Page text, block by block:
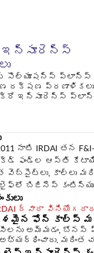
ఇన్సూరెన్స్
సొల్యూషన్స్ ప్లాన్స్
రక్షణ ప్రణాళికలు
ఇన్సూరెన్స్
2011 నాటి IRDAI తన
ఫండ్‌ల ఆస్తి
వెబ్‌సైట్‌లు, కాల్‌లు
బిజినెస్ కంటిన్యుటీ
ద్వారా
ఫోన్ కాల్స్
అమ్మడం, బోనస్